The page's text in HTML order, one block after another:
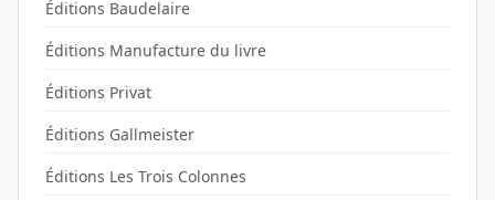
Éditions Baudelaire
Éditions Manufacture du livre
Éditions Privat
Éditions Gallmeister
Éditions Les Trois Colonnes